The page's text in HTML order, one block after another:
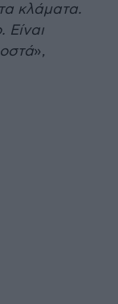
κλάματα.
Είναι
»,